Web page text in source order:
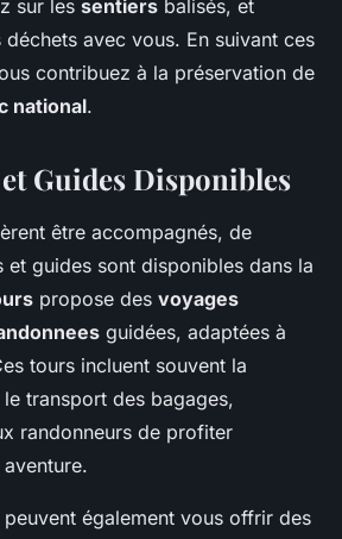
sur les sentiers balisés, et
avec vous. En suivant ces
contribuez à la préservation de
national.
Guides Disponibles
être accompagnés, de
et guides sont disponibles dans la
propose des voyages
guidées, adaptées à
tours incluent souvent la
transport des bagages,
randonneurs de profiter
peuvent également vous offrir des